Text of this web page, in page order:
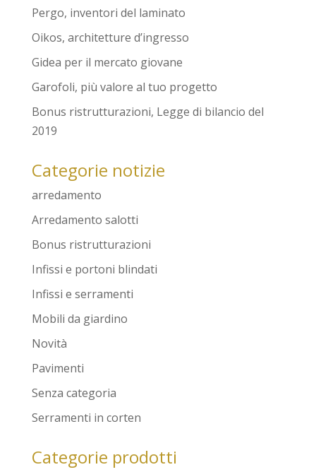
Pergo, inventori del laminato
Oikos, architetture d’ingresso
Gidea per il mercato giovane
Garofoli, più valore al tuo progetto
Bonus ristrutturazioni, Legge di bilancio del
2019
Categorie notizie
arredamento
Arredamento salotti
Bonus ristrutturazioni
Infissi e portoni blindati
Infissi e serramenti
Mobili da giardino
Novità
Pavimenti
Senza categoria
Serramenti in corten
Categorie prodotti